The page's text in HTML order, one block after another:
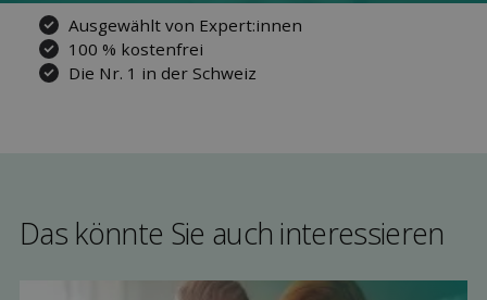
Ausgewählt von Expert:innen
100 % kostenfrei
Die Nr. 1 in der Schweiz
Das könnte Sie auch interessieren